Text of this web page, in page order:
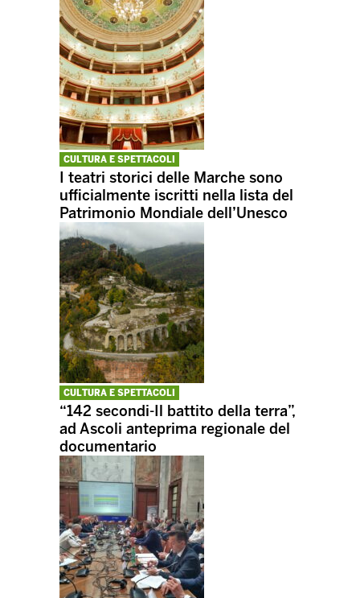
CULTURA E SPETTACOLI
I teatri storici delle Marche sono
ufficialmente iscritti nella lista del
Patrimonio Mondiale dell’Unesco
CULTURA E SPETTACOLI
“142 secondi-Il battito della terra”,
ad Ascoli anteprima regionale del
documentario